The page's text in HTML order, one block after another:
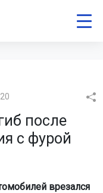
после
с фурой
врезался